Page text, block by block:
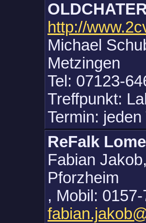
http://
Michael
Metzingen
Tel: 07123-
Treffpunkt:
Termin:
ReFalk
Fabian
Pforzheim
, Mobil: